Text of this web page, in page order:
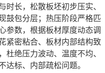
时长，松散板坯初步压实、
鼓包分层；热压阶段严格匹
参数，根据板材厚度动态调
紧密粘合、板材内部结构致
杜绝压力波动、温度不均、
达标、内部疏松问题。